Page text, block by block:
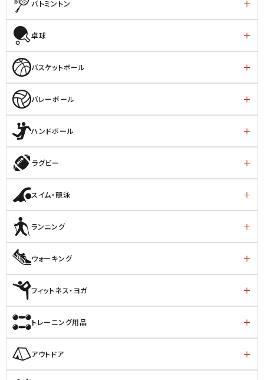
バトミントン
卓球
バスケットボール
バレーボール
ハンドボール
ラグビー
スイム・競泳
ランニング
ウォーキング
フィットネス・ヨガ
トレーニング用品
アウトドア